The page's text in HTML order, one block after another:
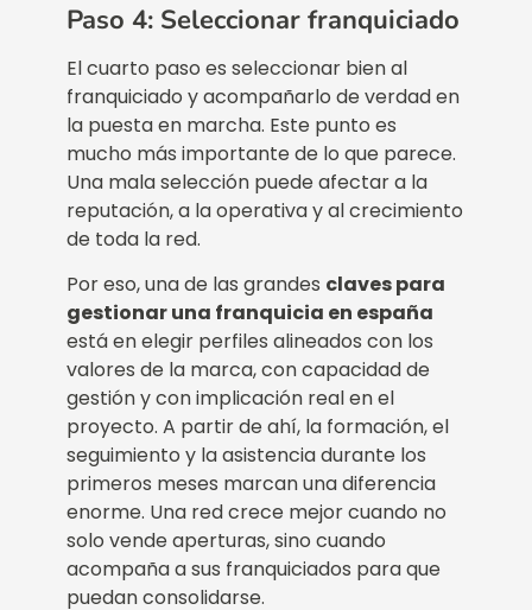
Paso 4: Seleccionar franquiciado
El cuarto paso es seleccionar bien al
franquiciado y acompañarlo de verdad en
la puesta en marcha. Este punto es
mucho más importante de lo que parece.
Una mala selección puede afectar a la
reputación, a la operativa y al crecimiento
de toda la red.
Por eso, una de las grandes claves para
gestionar una franquicia en españa
está en elegir perfiles alineados con los
valores de la marca, con capacidad de
gestión y con implicación real en el
proyecto. A partir de ahí, la formación, el
seguimiento y la asistencia durante los
primeros meses marcan una diferencia
enorme. Una red crece mejor cuando no
solo vende aperturas, sino cuando
acompaña a sus franquiciados para que
puedan consolidarse.